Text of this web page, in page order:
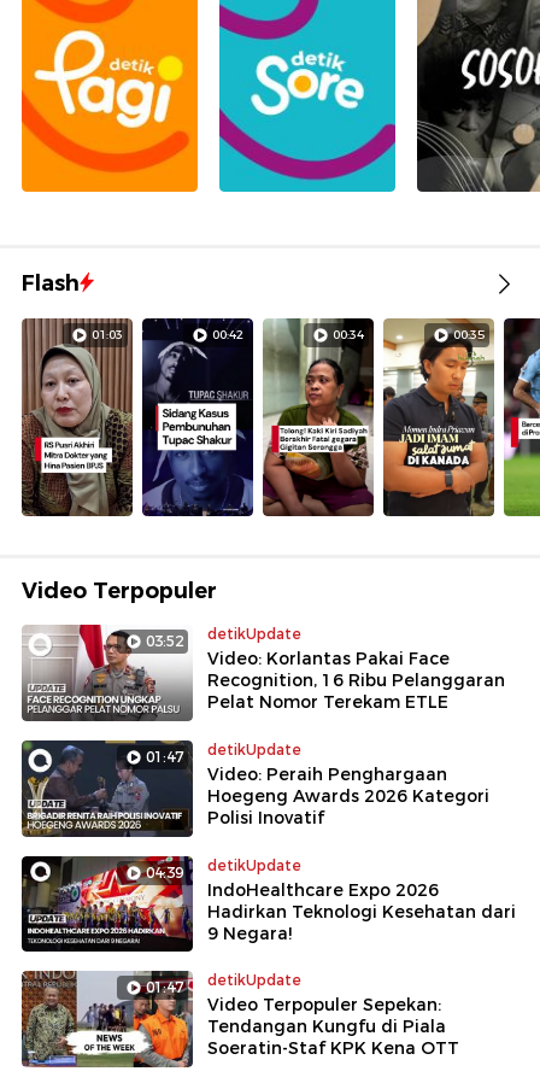
Flash
01:03 00:42 00:34 00:35
Video Terpopuler
03:52 detikUpdate
Video: Korlantas Pakai Face
Recognition, 16 Ribu Pelanggaran
Pelat Nomor Terekam ETLE
01:47 detikUpdate
Video: Peraih Penghargaan
Hoegeng Awards 2026 Kategori
Polisi Inovatif
04:39 detikUpdate
IndoHealthcare Expo 2026
Hadirkan Teknologi Kesehatan dari
9 Negara!
01:47 detikUpdate
Video Terpopuler Sepekan:
Tendangan Kungfu di Piala
Soeratin-Staf KPK Kena OTT